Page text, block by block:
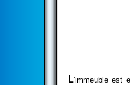
L'immeuble est